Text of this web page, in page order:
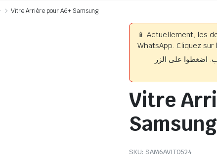
Vitre Arrière pour A6+ Samsung
📱 Actuellement, les
WhatsApp. Cliquez
اضغطوا على الزر
Vitre
Samsung
SKU: SAM6AVIT0524